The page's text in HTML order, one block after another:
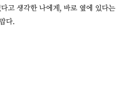
고 생각한 나에게, 바로 옆에 있다는
다.